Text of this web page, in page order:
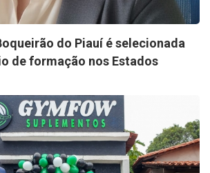
do Piauí é selecionada
de formação nos Estados